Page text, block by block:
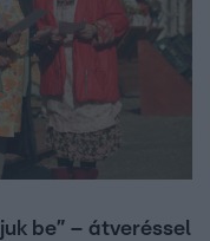
be” – átveréssel